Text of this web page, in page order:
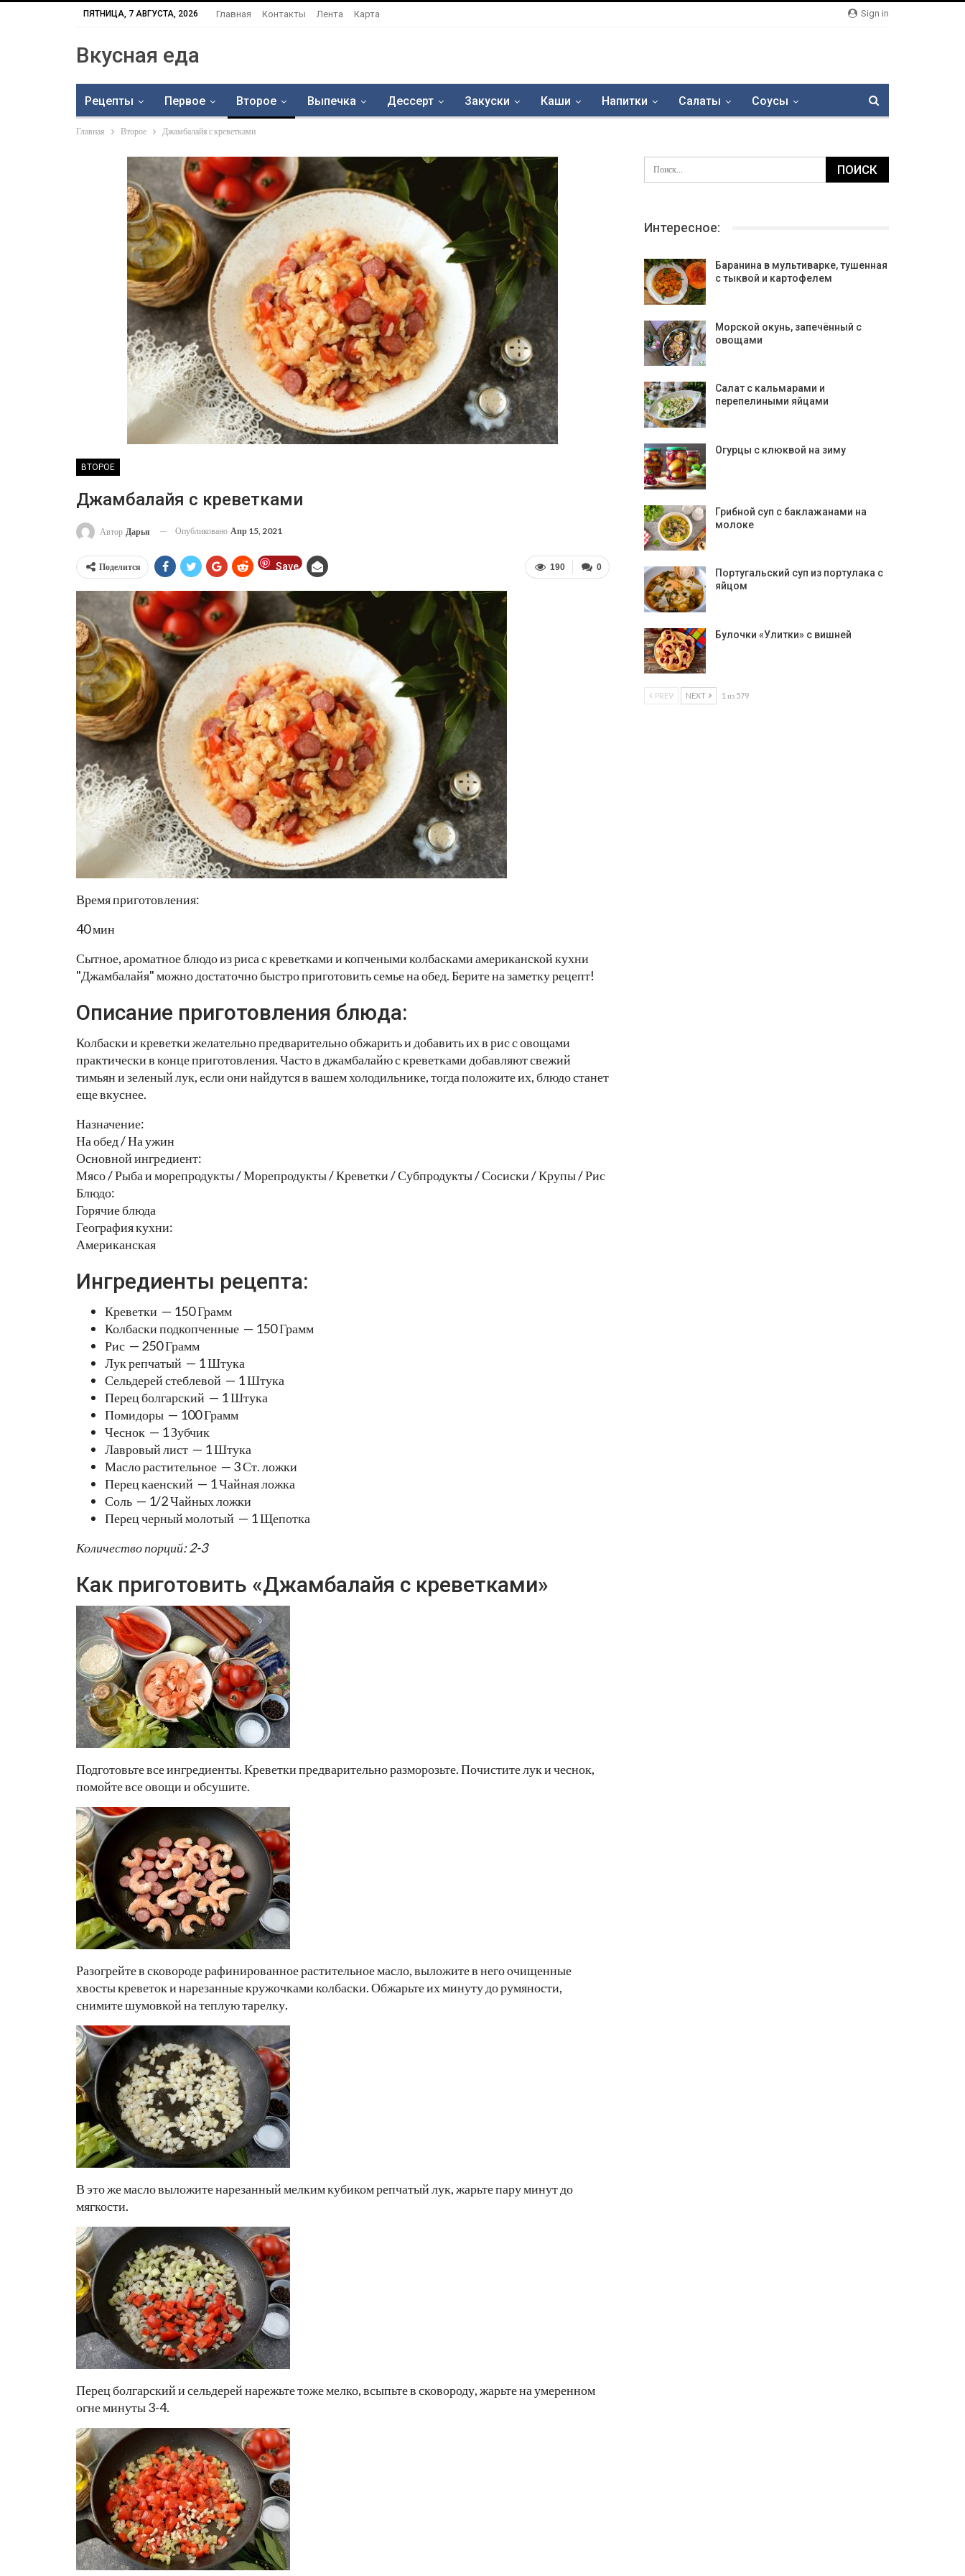
Sign in
ПЯТНИЦА, 7 АВГУСТА, 2026 Главная Контакты Лента Карта
Вкусная еда
Рецепты Первое Второе Выпечка Дессерт Закуски Каши Напитки Салаты Соусы
Главная Второе Джамбалайя с креветками
ВТОРОЕ
Джамбалайя с креветками
Автор Дарья Опубликовано Апр 15, 2021
0
190
Поделится Save
Время приготовления:
40 мин
Сытное, ароматное блюдо из риса с креветками и копчеными колбасками американской кухни
"Джамбалайя" можно достаточно быстро приготовить семье на обед. Берите на заметку рецепт!
Описание приготовления блюда:
Колбаски и креветки желательно предварительно обжарить и добавить их в рис с овощами
практически в конце приготовления. Часто в джамбалайю с креветками добавляют свежий
тимьян и зеленый лук, если они найдутся в вашем холодильнике, тогда положите их, блюдо станет
еще вкуснее.
Назначение:
На обед / На ужин
Основной ингредиент:
Мясо / Рыба и морепродукты / Морепродукты / Креветки / Субпродукты / Сосиски / Крупы / Рис
Блюдо:
Горячие блюда
География кухни:
Американская
Ингредиенты рецепта:
Креветки — 150 Грамм
Колбаски подкопченные — 150 Грамм
Рис — 250 Грамм
Лук репчатый — 1 Штука
Сельдерей стеблевой — 1 Штука
Перец болгарский — 1 Штука
Помидоры — 100 Грамм
Чеснок — 1 Зубчик
Лавровый лист — 1 Штука
Масло растительное — 3 Ст. ложки
Перец каенский — 1 Чайная ложка
Соль — 1/2 Чайных ложки
Перец черный молотый — 1 Щепотка
Количество порций: 2-3
Как приготовить «Джамбалайя с креветками»
Подготовьте все ингредиенты. Креветки предварительно разморозьте. Почистите лук и чеснок,
помойте все овощи и обсушите.
Разогрейте в сковороде рафинированное растительное масло, выложите в него очищенные
хвосты креветок и нарезанные кружочками колбаски. Обжарьте их минуту до румяности,
снимите шумовкой на теплую тарелку.
В это же масло выложите нарезанный мелким кубиком репчатый лук, жарьте пару минут до
мягкости.
Перец болгарский и сельдерей нарежьте тоже мелко, всыпьте в сковороду, жарьте на умеренном
огне минуты 3-4.
Интересное:
Баранина в мультиварке, тушенная
с тыквой и картофелем
Морской окунь, запечённый с
овощами
Салат с кальмарами и
перепелиными яйцами
Огурцы с клюквой на зиму
Грибной суп с баклажанами на
молоке
Португальский суп из портулака с
яйцом
Булочки «Улитки» с вишней
PREV NEXT 1 из 579